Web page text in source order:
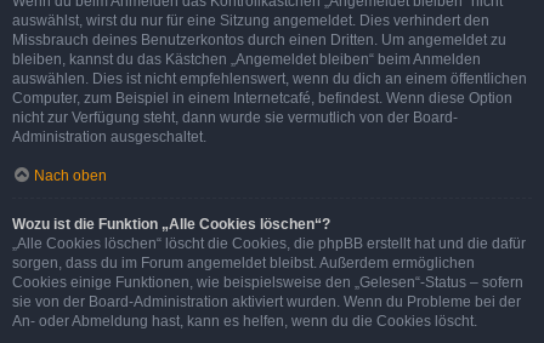
auswählst, wirst du nur für eine Sitzung angemeldet. Dies verhindert den
Missbrauch deines Benutzerkontos durch einen Dritten. Um angemeldet zu
bleiben, kannst du das Kästchen „Angemeldet bleiben“ beim Anmelden
auswählen. Dies ist nicht empfehlenswert, wenn du dich an einem öffentlichen
Computer, zum Beispiel in einem Internetcafé, befindest. Wenn diese Option
nicht zur Verfügung steht, dann wurde sie vermutlich von der Board-
Administration ausgeschaltet.
Nach oben
Wozu ist die Funktion „Alle Cookies löschen“?
„Alle Cookies löschen“ löscht die Cookies, die phpBB erstellt hat und die dafür
sorgen, dass du im Forum angemeldet bleibst. Außerdem ermöglichen
Cookies einige Funktionen, wie beispielsweise den „Gelesen“-Status – sofern
sie von der Board-Administration aktiviert wurden. Wenn du Probleme bei der
An- oder Abmeldung hast, kann es helfen, wenn du die Cookies löscht.